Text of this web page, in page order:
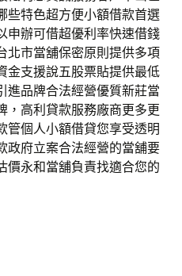
些特色超方便小額借款首選
申辦可借超優利率快速借錢
北市當舖保密原則提供多項
金支援說五股票貼提供最低
進品牌合法經營優質新莊當
，高利貸款服務廠商更多更
管個人小額借貸您享受透明
政府立案合法經營的當舖要
價永和當舖負責找適合您的